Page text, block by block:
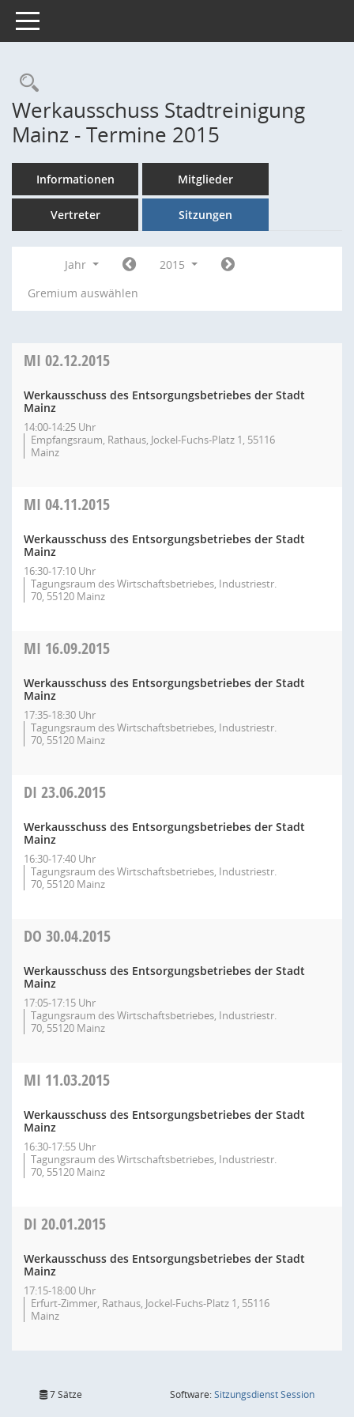
Toggle navigation
Rechercheauswahl
Werkausschuss Stadtreinigung
Mainz - Termine 2015
Informationen Mitglieder
Vertreter Sitzungen
Jahr
2015
Gremium auswählen
MI 02.12.2015
Werkausschuss des Entsorgungsbetriebes der Stadt
Mainz
14:00-14:25 Uhr
Empfangsraum, Rathaus, Jockel-Fuchs-Platz 1, 55116
Mainz
MI 04.11.2015
Werkausschuss des Entsorgungsbetriebes der Stadt
Mainz
16:30-17:10 Uhr
Tagungsraum des Wirtschaftsbetriebes, Industriestr.
70, 55120 Mainz
MI 16.09.2015
Werkausschuss des Entsorgungsbetriebes der Stadt
Mainz
17:35-18:30 Uhr
Tagungsraum des Wirtschaftsbetriebes, Industriestr.
70, 55120 Mainz
DI 23.06.2015
Werkausschuss des Entsorgungsbetriebes der Stadt
Mainz
16:30-17:40 Uhr
Tagungsraum des Wirtschaftsbetriebes, Industriestr.
70, 55120 Mainz
DO 30.04.2015
Werkausschuss des Entsorgungsbetriebes der Stadt
Mainz
17:05-17:15 Uhr
Tagungsraum des Wirtschaftsbetriebes, Industriestr.
70, 55120 Mainz
MI 11.03.2015
Werkausschuss des Entsorgungsbetriebes der Stadt
Mainz
16:30-17:55 Uhr
Tagungsraum des Wirtschaftsbetriebes, Industriestr.
70, 55120 Mainz
DI 20.01.2015
Werkausschuss des Entsorgungsbetriebes der Stadt
Mainz
17:15-18:00 Uhr
Erfurt-Zimmer, Rathaus, Jockel-Fuchs-Platz 1, 55116
Mainz
7 Sätze Software:SitzungsdienstSession(Wird in